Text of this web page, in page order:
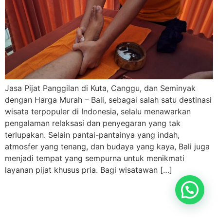
Jasa Pijat Panggilan di Kuta, Canggu, dan Seminyak
dengan Harga Murah – Bali, sebagai salah satu destinasi
wisata terpopuler di Indonesia, selalu menawarkan
pengalaman relaksasi dan penyegaran yang tak
terlupakan. Selain pantai-pantainya yang indah,
atmosfer yang tenang, dan budaya yang kaya, Bali juga
menjadi tempat yang sempurna untuk menikmati
layanan pijat khusus pria. Bagi wisatawan […]